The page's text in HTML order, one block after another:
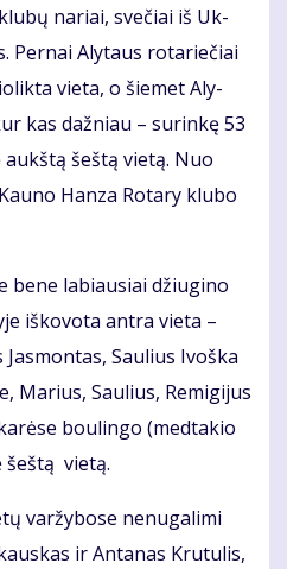
na­riai, sve­čiai iš Uk­
Per­nai Aly­taus ro­ta­rie­čiai
vie­ta, o šie­met Aly­
kas daž­niau – su­rin­kę 53
šeš­tą vie­tą. Nuo
Han­za Ro­ta­ry klu­bo
be­ne la­biau­siai džiu­gi­no
iš­ko­vo­ta an­tra vie­ta –
Sau­lius Ivoš­ka
Ma­rius, Sau­lius, Re­mi­gi­jus
bou­lin­go (med­ta­kio
šeš­tą vie­tą.
var­žy­bo­se ne­nu­ga­li­mi
ir An­ta­nas Kru­tu­lis,